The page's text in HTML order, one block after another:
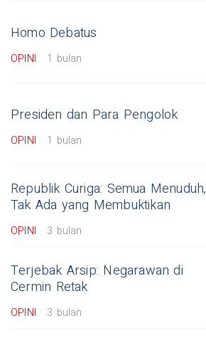
Homo Debatus
OPINI 1 bulan
Presiden dan Para Pengolok
OPINI 1 bulan
Republik Curiga: Semua Menuduh,
Tak Ada yang Membuktikan
OPINI 3 bulan
Terjebak Arsip: Negarawan di
Cermin Retak
OPINI 3 bulan